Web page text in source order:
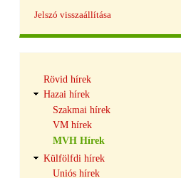
Jelszó visszaállítása
navigáció
Rövid hírek
Hazai hírek
Szakmai hírek
VM hírek
MVH Hírek
Külfölfdi hírek
Uniós hírek